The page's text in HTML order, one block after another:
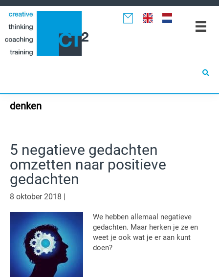
Spring
naar
hoofdnavigatie
Door
naar
Spring
naar
eerste
denken
5 negatieve gedachten
omzetten naar positieve
gedachten
8 oktober 2018 |
We hebben allemaal negatieve
gedachten. Maar herken je ze en
weet je ook wat je er aan kunt
doen?